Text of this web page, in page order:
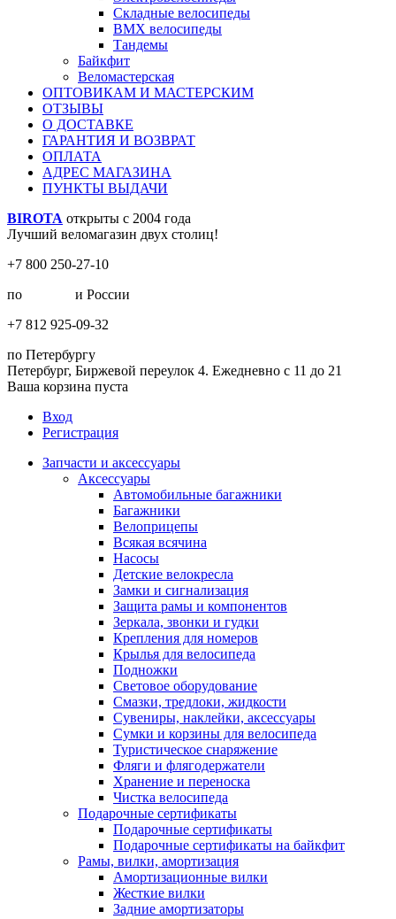
Складные велосипеды
BMX велосипеды
Тандемы
Байкфит
Веломастерская
ОПТОВИКАМ И МАСТЕРСКИМ
ОТЗЫВЫ
О ДОСТАВКЕ
ГАРАНТИЯ И ВОЗВРАТ
ОПЛАТА
АДРЕС МАГАЗИНА
ПУНКТЫ ВЫДАЧИ
BIROTA открыты с 2004 года
Лучший веломагазин двух столиц!
+7 800 250-27-10
по
и России
+7 812 925-09-32
по Петербургу
Петербург, Биржевой переулок 4. Ежедневно с 11 до 21
Ваша корзина пуста
Вход
Регистрация
Запчасти и аксессуары
Аксессуары
Автомобильные багажники
Багажники
Велоприцепы
Всякая всячина
Насосы
Детские велокресла
Замки и сигнализация
Защита рамы и компонентов
Зеркала, звонки и гудки
Крепления для номеров
Крылья для велосипеда
Подножки
Световое оборудование
Смазки, тредлоки, жидкости
Сувениры, наклейки, аксессуары
Сумки и корзины для велосипеда
Туристическое снаряжение
Фляги и флягодержатели
Хранение и переноска
Чистка велосипеда
Подарочные сертификаты
Подарочные сертификаты
Подарочные сертификаты на байкфит
Рамы, вилки, амортизация
Амортизационные вилки
Жесткие вилки
Задние амортизаторы